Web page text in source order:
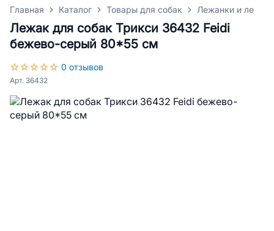
Главная Каталог Товары для собак Лежанки и
Лежак для собак Трикси 36432 Feidi
бежево-серый 80*55 см
0 отзывов
Арт. 36432